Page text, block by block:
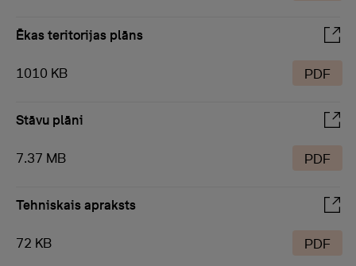
Ēkas teritorijas plāns
1010 KB PDF
Stāvu plāni
7.37 MB PDF
Tehniskais apraksts
72 KB PDF